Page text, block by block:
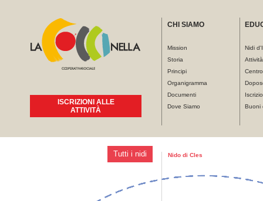
ISCRIZIONI ALLE
ATTIVITÀ
CHI SIAMO
Mission
Storia
Principi
Organigramma
Documenti
Dove Siamo
Nidi
Buoni
Tutti i nidi Tu sei qui
Nido di Cles